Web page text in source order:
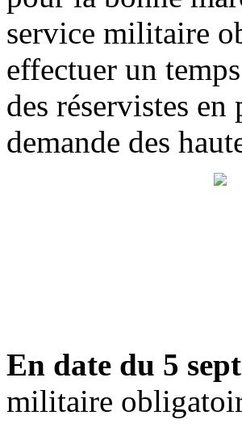
service militaire
effectuer un
des réservistes
demande des
En date du 5
militaire